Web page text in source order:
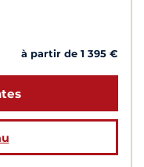
à partir de 1 395 €